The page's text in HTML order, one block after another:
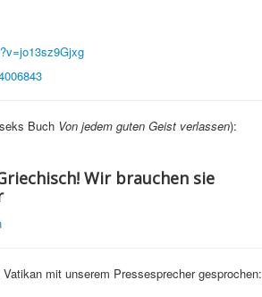
Buch Von jedem guten Geist verlassen):
Wir brauchen sie
mit unserem Pressesprecher gesprochen: